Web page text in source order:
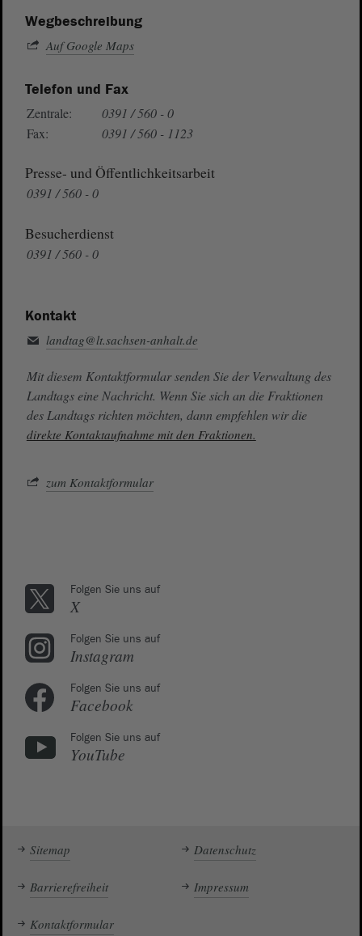
Wegbeschreibung
Auf Google Maps
Telefon und Fax
Zentrale:
0391 / 560 - 0
Fax:
0391 / 560 - 1123
Presse- und Öffentlichkeitsarbeit
0391 / 560 - 0
Besucherdienst
0391 / 560 - 0
Kontakt
landtag@lt.sachsen-anhalt.de
Mit diesem Kontaktformular senden Sie der Verwaltung des
Landtags eine Nachricht. Wenn Sie sich an die Fraktionen
des Landtags richten möchten, dann empfehlen wir die
direkte Kontaktaufnahme mit den Fraktionen.
zum Kontaktformular
Folgen Sie uns auf
X
Folgen Sie uns auf
Instagram
Folgen Sie uns auf
Facebook
Folgen Sie uns auf
YouTube
Sitemap Datenschutz
Barrierefreiheit Impressum
Kontaktformular